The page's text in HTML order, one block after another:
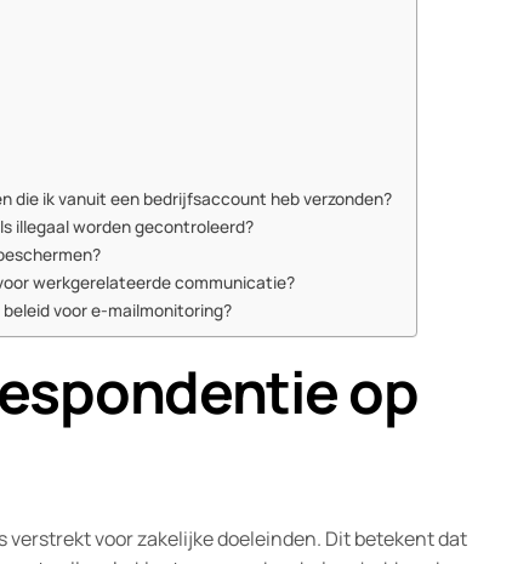
die ik vanuit een bedrijfsaccount heb verzonden?
illegaal worden gecontroleerd?
werkgerelateerde communicatie?
voor e-mailmonitoring?
op
voor zakelijke doeleinden. Dit betekent dat